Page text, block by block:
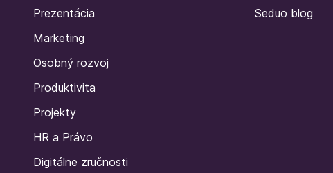
Prezentácia
Marketing
Osobný rozvoj
Produktivita
Projekty
HR a Právo
Digitálne zručnosti
Seduo blog